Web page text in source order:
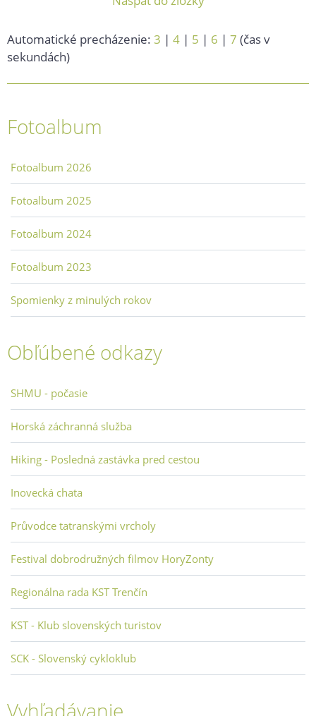
Automatické precházenie: 3 | 4 | 5 | 6 | 7 (čas v
sekundách)
Fotoalbum
Fotoalbum 2026
Fotoalbum 2025
Fotoalbum 2024
Fotoalbum 2023
Spomienky z minulých rokov
Obľúbené odkazy
SHMU - počasie
Horská záchranná služba
Hiking - Posledná zastávka pred cestou
Inovecká chata
Průvodce tatranskými vrcholy
Festival dobrodružných filmov HoryZonty
Regionálna rada KST Trenčín
KST - Klub slovenských turistov
SCK - Slovenský cykloklub
Vyhľadávanie